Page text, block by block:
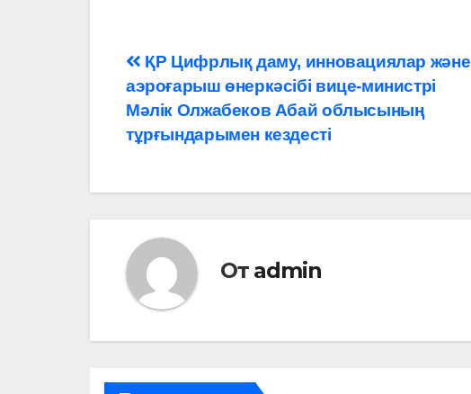
Навигация
по
записям
ҚР Цифрлық даму, инновациялар және
аэроғарыш өнеркәсібі вице-министрі
Мәлік Олжабеков Абай облысының
тұрғындарымен кездесті
От admin